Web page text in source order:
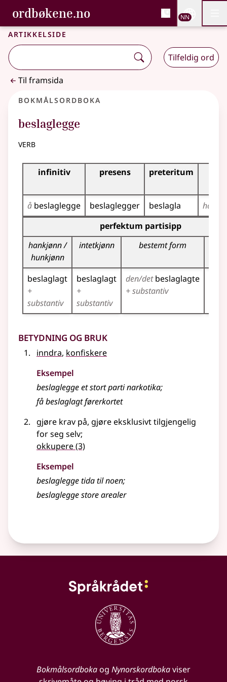
Gå til hovudinnhald
Tilgjenge
ordbøkene.no, Bokmålsordboka og
Bokmålsordboka og Nynorskordboka
NN
Artikkelside
Tilfeldig ord
Til framsida
Bokmålsordboka
beslaglegge
verb
Bøyingstabell for dette verbet
infinitiv presens preteritum
å beslaglegge beslaglegger beslagla har
Bøyingstabell for dette verbet (partisippformer)
perfektum partisipp
hankjønn /
hunkjønn
intetkjønn bestemt form
beslaglagt
+
substantiv
beslaglagt
+
substantiv
den/detbeslaglagte
+ substantiv
Betydning og bruk
inndra, konfiskere
Eksempel
beslagleggeet stort parti narkotika;
få beslaglagt førerkortet
gjøre krav på, gjøre eksklusivt tilgjengelig
for seg selv;
okkupere(3)
Eksempel
beslaglegge tida til noen;
beslaglegge store arealer
Bokmålsordbokaog Nynorskordbokaviser